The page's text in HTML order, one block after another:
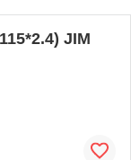
JIM